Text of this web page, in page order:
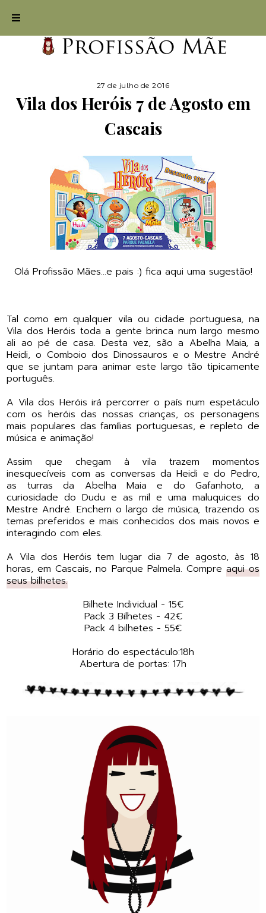
27 de julho de 2016
Vila dos Heróis 7 de Agosto em
Cascais
Olá Profissão Mães...e pais :) fica aqui uma sugestão!
Tal como em qualquer vila ou cidade portuguesa, na
Vila dos Heróis toda a gente brinca num largo mesmo
ali ao pé de casa. Desta vez, são a Abelha Maia, a
Heidi, o Comboio dos Dinossauros e o Mestre André
que se juntam para animar este largo tão tipicamente
português.
A Vila dos Heróis irá percorrer o país num espetáculo
com os heróis das nossas crianças, os personagens
mais populares das famílias portuguesas, e repleto de
música e animação!
Assim que chegam à vila trazem momentos
inesquecíveis com as conversas da Heidi e do Pedro,
as turras da Abelha Maia e do Gafanhoto, a
curiosidade do Dudu e as mil e uma maluquices do
Mestre André. Enchem o largo de música, trazendo os
temas preferidos e mais conhecidos dos mais novos e
interagindo com eles.
A Vila dos Heróis tem lugar dia 7 de agosto, às 18
horas, em Cascais, no Parque Palmela. Compre aqui os
seus bilhetes.
Bilhete Individual - 15€
Pack 3 Bilhetes - 42€
Pack 4 bilhetes - 55€
Horário do espectáculo:18h
Abertura de portas: 17h